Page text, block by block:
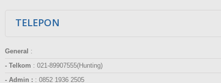
TELEPON
General :
- Telkom : 021-89907555(Hunting)
- Admin : : 0852 1936 2505